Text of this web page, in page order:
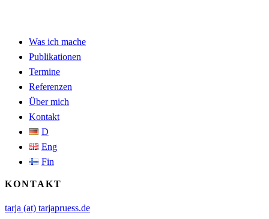
Was ich mache
Publikationen
Termine
Referenzen
Über mich
Kontakt
D
Eng
Fin
KONTAKT
tarja (at) tarjapruess.de